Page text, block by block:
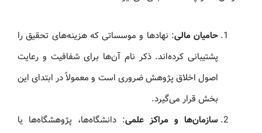
حامیان مالی: نهادها و موسساتی که هزینه‌های تحقیق را
پشتیبانی کرده‌اند. ذکر نام آن‌ها برای شفافیت و رعایت
اصول اخلاق پژوهش ضروری است و معمولاً در ابتدای این
بخش قرار می‌گیرد.
سازمان‌ها و مراکز علمی: دانشگاه‌ها، پژوهشگاه‌ها یا